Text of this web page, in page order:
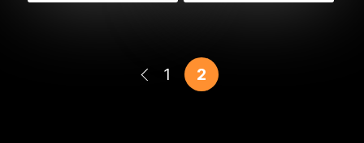
1 2